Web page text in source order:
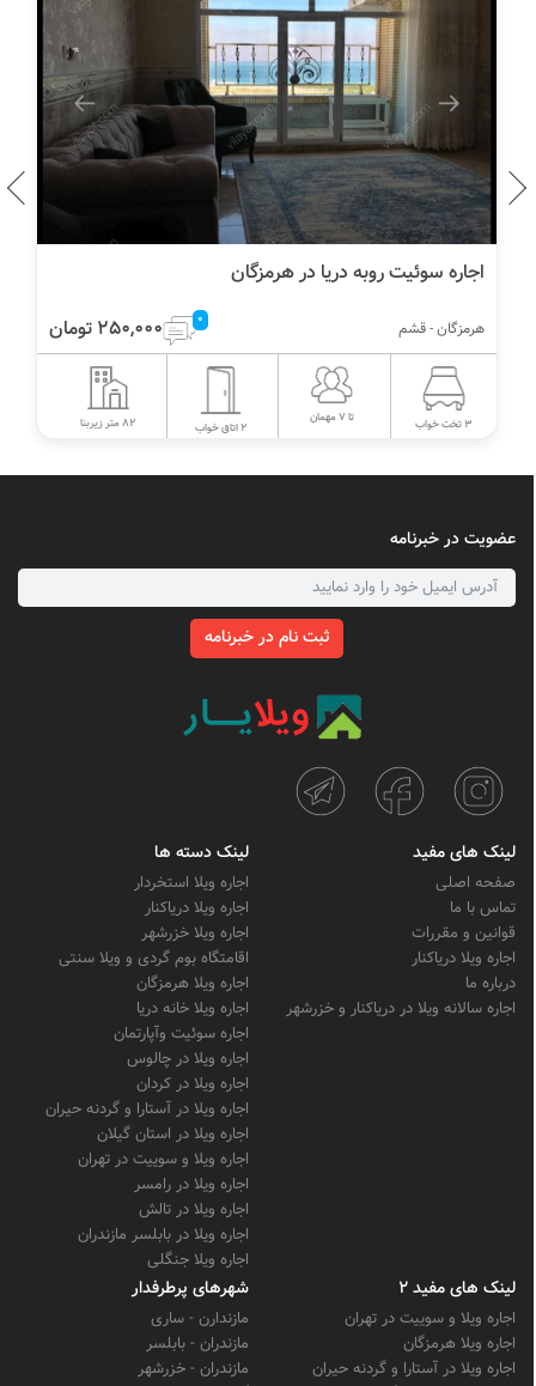
اقامتگاه بومگردی نخل ناخدا VIP
100,000 تومان هرمزگان - قشم
10 تخت خواب 500 متر زیربنا
عضویت در خبرنامه
ثبت نام در خبرنامه
لینک های مفید
صفحه اصلی
تماس با ما
قوانین و مقررات
اجاره ویلا دریاکنار
درباره ما
اجاره سالانه ویلا در دریاکنار و خزرشهر
لینک دسته ها
اجاره ویلا استخردار
اجاره ویلا دریاکنار
اجاره ویلا خزرشهر
اقامتگاه بوم گردی و ویلا سنتی
اجاره ویلا هرمزگان
اجاره ویلا خانه دریا
اجاره سوئیت وآپارتمان
اجاره ویلا در چالوس
اجاره ویلا در کردان
اجاره ویلا در آستارا و گردنه حیران
اجاره ویلا در استان گیلان
اجاره ویلا و سوییت در تهران
اجاره ویلا در رامسر
اجاره ویلا در تالش
اجاره ویلا در بابلسر مازندران
اجاره ویلا جنگلی
لینک های مفید 2
اجاره ویلا و سوییت در تهران
اجاره ویلا هرمزگان
اجاره ویلا در آستارا و گردنه حیران
شهرهای پرطرفدار
مازندارن - ساری
مازندران - بابلسر
مازندران - خزرشهر